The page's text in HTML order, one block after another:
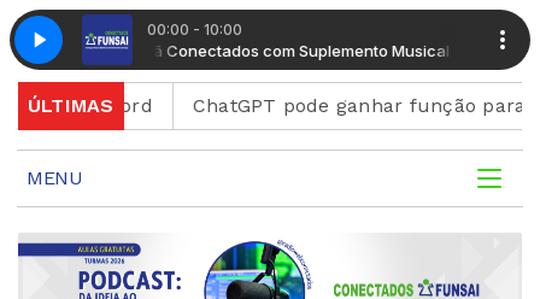
00:00 - 10:00
Manhã Conectados com Suplemento Musical Manhã
ÚLTIMAS ChatGPT pode ganhar função para criar
MENU